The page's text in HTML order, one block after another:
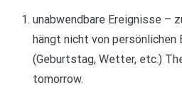
unabwendbare Ereignisse –
hängt nicht von persönlichen
(Geburtstag, Wetter, etc.)
tomorrow.